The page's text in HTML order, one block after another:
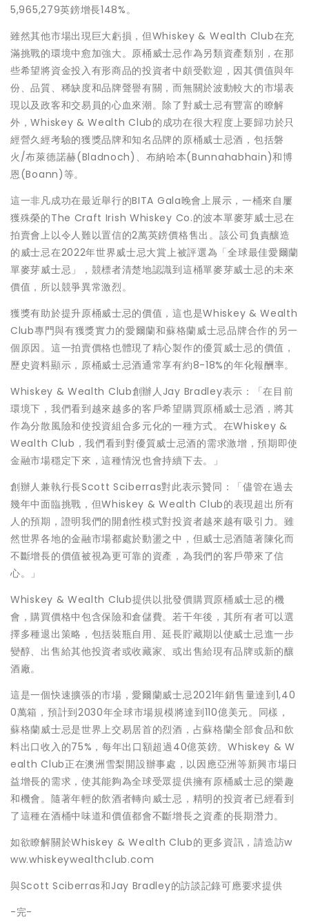
5,965,279英鎊增長148%。
雖然其他市場出現巨大虧損，但Whiskey & Wealth Club在充
滿挑戰的環境中愈加強大。原桶威士忌作為另類資產類別，在那
些希望將資金投入有形商品的投資者中頗受歡迎，因其價值與年
份、品質、稀缺度和品牌聲譽有關，而無關於波動較大的市場表
現以及政客和交易員的心血來潮。除了對威士忌有豐富的瞭解
外，Whiskey & Wealth Club的成功在很大程度上要歸功於只
經營久經考驗的獲獎品牌和知名品牌的原桶威士忌酒，包括磐
火/布萊德諾赫(Bladnoch)、布納哈本(Bunnahabhain)和博
恩(Boann)等。
這一非凡成功在最近舉行的BITA Gala晚會上展示，一桶來自屢
獲殊榮的The Craft Irish Whiskey Co.的波本單麥芽威士忌在
拍賣會上以令人難以置信的2萬英鎊價格售出。該公司負責釀造
的威士忌在2022年世界威士忌大賞上被評選為「全球最佳愛爾蘭
單麥芽威士忌」，競標者清楚地認識到這桶單麥芽威士忌的未來
價值，所以競爭異常激烈。
獲獎有助於提升原桶威士忌的價值，這也是Whiskey & Wealth
Club專門與有獲獎實力的愛爾蘭和蘇格蘭威士忌品牌合作的另一
個原因。這一拍賣價格也體現了精心製作的優質威士忌的價值，
歷史資料顯示，原桶威士忌酒通常享有約8-18%的年化報酬率。
Whiskey & Wealth Club創辦人Jay Bradley表示：「在目前
環境下，我們看到越來越多的客戶希望購買原桶威士忌酒，將其
作為分散風險和使投資組合多元化的一種方式。在Whiskey &
Wealth Club，我們看到對優質威士忌酒的需求激增，預期即使
金融市場穩定下來，這種情況也會持續下去。」
創辦人兼執行長Scott Sciberras對此表示贊同：「儘管在過去
幾年中面臨挑戰，但Whiskey & Wealth Club的表現超出所有
人的預期，證明我們的開創性模式對投資者越來越有吸引力。雖
然世界各地的金融市場都處於動盪之中，但威士忌酒隨著陳化而
不斷增長的價值被視為更可靠的資產，為我們的客戶帶來了信
心。」
Whiskey & Wealth Club提供以批發價購買原桶威士忌的機
會，購買價格中包含保險和倉儲費。若干年後，其所有者可以選
擇多種退出策略，包括裝瓶自用、延長貯藏期以使威士忌進一步
變醇、出售給其他投資者或收藏家、或出售給現有品牌或新的釀
酒廠。
這是一個快速擴張的市場，愛爾蘭威士忌2021年銷售量達到1,40
0萬箱，預計到2030年全球市場規模將達到110億美元。同樣，
蘇格蘭威士忌是世界上交易居首的烈酒，占蘇格蘭全部食品和飲
料出口收入的75%，每年出口額超過40億英鎊。Whiskey & W
ealth Club正在澳洲雪梨開設辦事處，以因應亞洲等新興市場日
益增長的需求，使其能夠為全球受眾提供擁有原桶威士忌的樂趣
和機會。隨著年輕的飲酒者轉向威士忌，精明的投資者已經看到
了這種在酒桶中味道和價值都會不斷增長之資產的長期潛力。
如欲瞭解關於Whiskey & Wealth Club的更多資訊，請造訪w
ww.whiskeywealthclub.com
與Scott Sciberras和Jay Bradley的訪談記錄可應要求提供
-完-